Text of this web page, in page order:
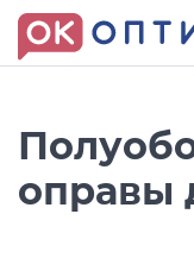
оправы